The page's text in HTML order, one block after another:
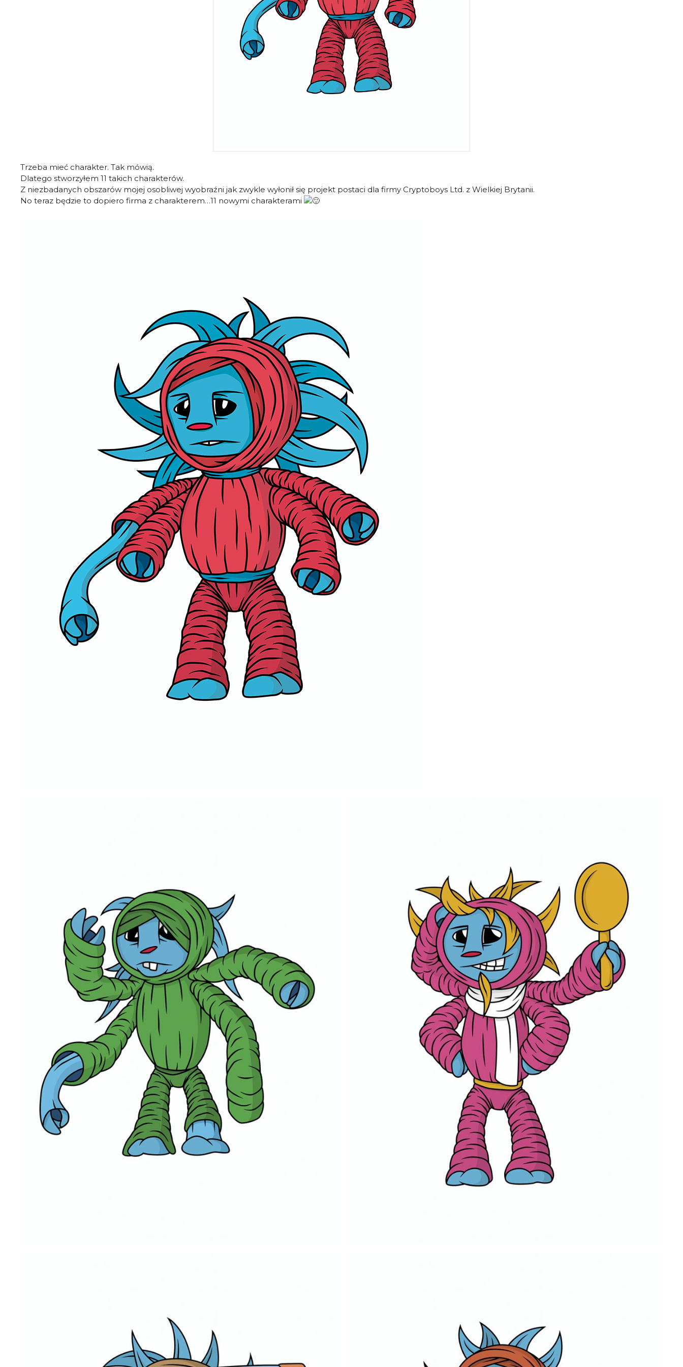
Trzeba mieć charakter. Tak mówią.
Dlatego stworzyłem 11 takich charakterów.
Z niezbadanych obszarów mojej osobliwej wyobraźni jak zwykle wyłonił się projekt postaci dla firmy Cryptoboys Ltd. z Wielkiej Brytanii.
No teraz będzie to dopiero firma z charakterem…11 nowymi charakterami